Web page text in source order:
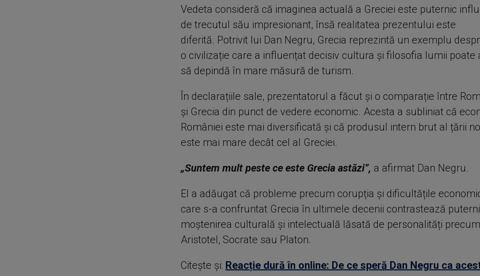
Vedeta consideră că imaginea actuală a Greciei este puternic
de trecutul său impresionant, însă realitatea prezentului este
diferită. Potrivit lui Dan Negru, Grecia reprezintă un exemplu
o civilizație care a influențat decisiv cultura și filosofia lumii poate
să depindă în mare măsură de turism.
În declarațiile sale, prezentatorul a făcut și o comparație între
și Grecia din punct de vedere economic. Acesta a subliniat că
României este mai diversificată și că produsul intern brut al țării
este mai mare decât cel al Greciei.
„Suntem mult peste ce este Grecia astăzi”, a afirmat Dan Negru.
El a adăugat că probleme precum corupția și dificultățile
care s-a confruntat Grecia în ultimele decenii contrastează
moștenirea culturală și intelectuală lăsată de personalități precum
Aristotel, Socrate sau Platon.
Citește și: Reacție dură în online: De ce speră Dan Negru ca